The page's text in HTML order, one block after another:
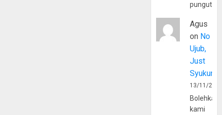
Agus
on No
Ujub,
Just
Syukur
13/11/
Bolehkah
kami